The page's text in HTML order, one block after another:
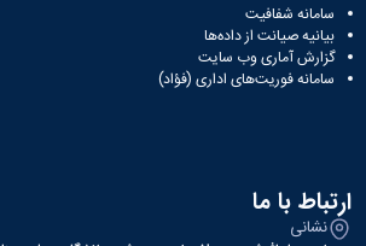
سامانه شفافیت
بیانیه صیانت از داده‌ها
گزارش آماری وب‌ سایت
سامانه فوریت‌های اداری (فؤاد)
ارتباط با ما
نشانی